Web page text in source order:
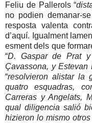
Feliu de Pallerols “
no podien demanar-
resposta valenta
d’aquí. Igualment
esment dels que
“D. Gaspar de Prat
Çavassona, y
“resolvieron alistar la
quatro esquadras,
Carreras y Angelats,
qual diligencia salió
hizieron lo mismo